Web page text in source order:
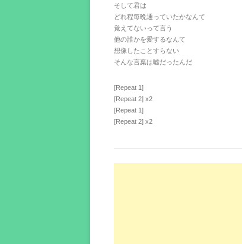
そして君は
どれ程毎晩通っていたかなんて
覚えてないって言う
他の誰かを愛するなんて
想像したことすらない
そんな言葉は嘘だったんだ
[Repeat 1]
[Repeat 2] x2
[Repeat 1]
[Repeat 2] x2